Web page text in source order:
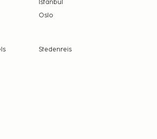
Istanbul
Oslo
Stedenreis